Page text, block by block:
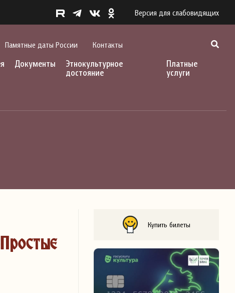
Версия для слабовидящих
Памятные даты России Контакты
Документы
Этнокультурное
достояние
Платные
услуги
Купить билеты